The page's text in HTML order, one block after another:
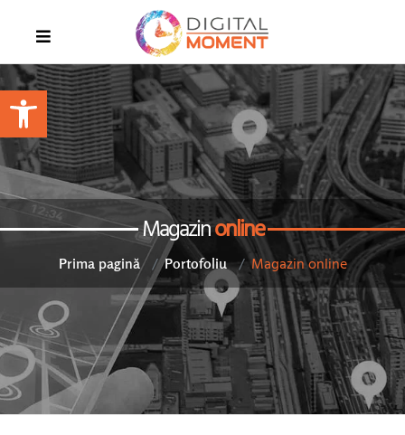
Magazinonline
Prima pagină Portofoliu Magazin online
Open toolbar